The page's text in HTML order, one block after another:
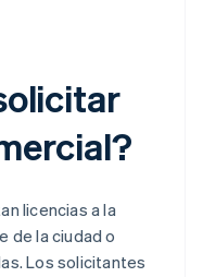
licencias a la
de la ciudad o
Los solicitantes